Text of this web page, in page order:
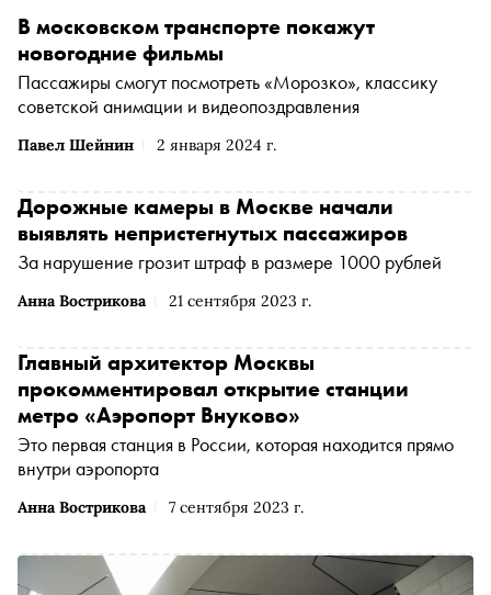
Павел Шейнин 2 января 2024 г.
В московском транспорте покажут
новогодние фильмы
Пассажиры смогут посмотреть «Морозко», классику
советской анимации и видеопоздравления
Анна Вострикова 21 сентября 2023 г.
Дорожные камеры в Москве начали
выявлять непристегнутых пассажиров
За нарушение грозит штраф в размере 1000 рублей
Анна Вострикова 7 сентября 2023 г.
Главный архитектор Москвы
прокомментировал открытие станции
метро «Аэропорт Внуково»
Это первая станция в России, которая находится прямо
внутри аэропорта